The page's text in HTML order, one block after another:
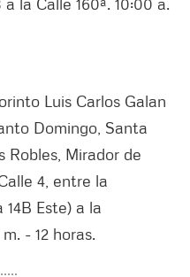
Luis Carlos Galan
Domingo, Santa
Robles, Mirador de
4, entre la
14B Este) a la
- 12 horas.